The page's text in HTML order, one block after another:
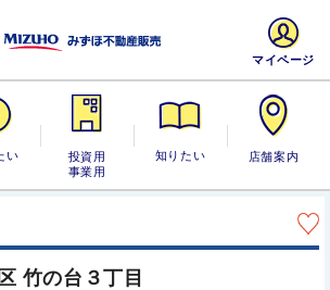
い
投資用・事業
用
知りたい 店舗案内
マイページ
竹の台３丁目